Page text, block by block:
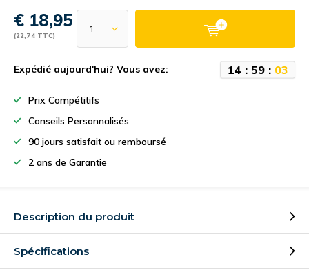
€ 18,95
(22,74 TTC)
Expédié aujourd'hui? Vous avez: 14 : 59: 02
Prix Compétitifs
Conseils Personnalisés
90 jours satisfait ou remboursé
2 ans de Garantie
Description du produit
Spécifications